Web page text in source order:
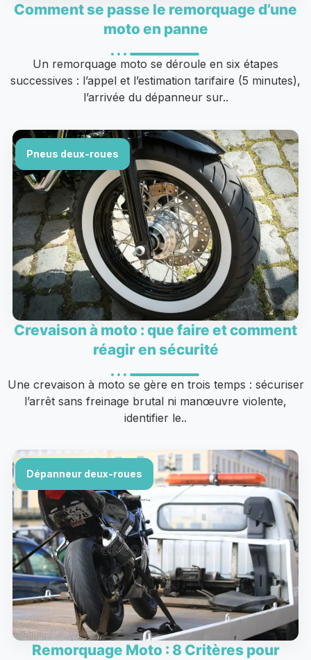
Comment se passe le remorquage d’une
moto en panne
Un remorquage moto se déroule en six étapes
successives : l’appel et l’estimation tarifaire (5 minutes),
l’arrivée du dépanneur sur..
Pneus deux-roues
Crevaison à moto : que faire et comment
réagir en sécurité
Une crevaison à moto se gère en trois temps : sécuriser
l’arrêt sans freinage brutal ni manœuvre violente,
identifier le..
Dépanneur deux-roues
Remorquage Moto : 8 Critères pour